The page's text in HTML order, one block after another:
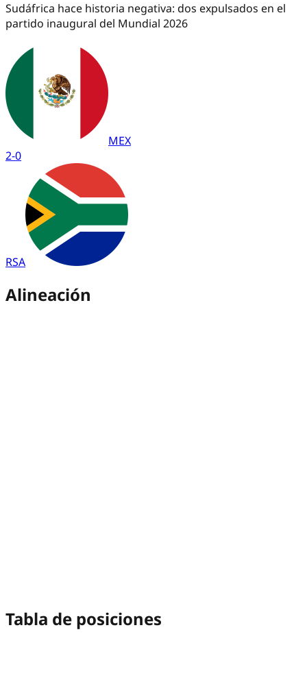
Sudáfrica hace historia negativa: dos expulsados en el
partido inaugural del Mundial 2026
MEX
2-0
RSA
Alineación
Tabla de posiciones